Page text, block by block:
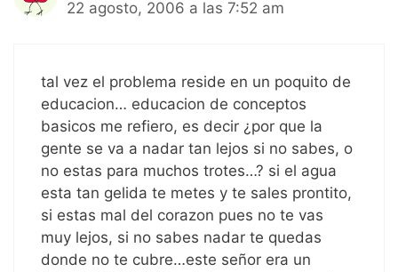
22 agosto, 2006 a las 7:52 am
tal vez el problema reside en un poquito de
educacion… educacion de conceptos
basicos me refiero, es decir ¿por que la
gente se va a nadar tan lejos si no sabes, o
no estas para muchos trotes…? si el agua
esta tan gelida te metes y te sales prontito,
si estas mal del corazon pues no te vas
muy lejos, si no sabes nadar te quedas
donde no te cubre…este señor era un